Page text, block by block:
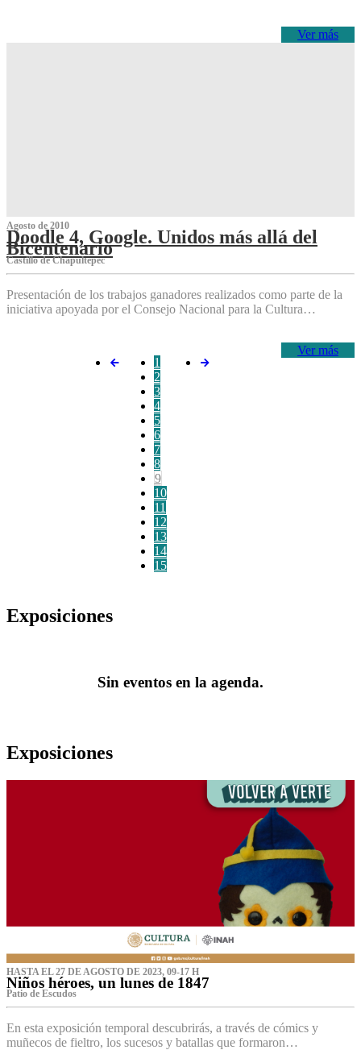
Ver más
Agosto de 2010
Doodle 4, Google. Unidos más allá del
Bicentenario
Castillo de Chapultepec
Presentación de los trabajos ganadores realizados como parte de la
iniciativa apoyada por el Consejo Nacional para la Cultura…
Ver más
1
2
3
4
5
6
7
8
9
10
11
12
13
14
15
Exposiciones
Sin eventos en la agenda.
Exposiciones
HASTA EL 27 DE AGOSTO DE 2023, 09-17 H
Niños héroes, un lunes de 1847
Patio de Escudos
En esta exposición temporal descubrirás, a través de cómics y
muñecos de fieltro, los sucesos y batallas que formaron…